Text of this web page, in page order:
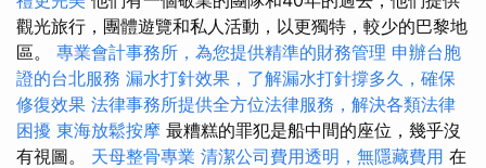
觀光旅行，團體遊覽和私人活動，以更獨特，較少的巴黎地
區。 專業會計事務所，為您提供精準的財務管理 申辦台胞
證的台北服務 漏水打針效果，了解漏水打針撐多久，確保
修復效果 法律事務所提供全方位法律服務，解決各類法律
困擾 東海放鬆按摩 最糟糕的罪犯是船中間的座位，幾乎沒
有視圖。 天母整骨專業 清潔公司費用透明，無隱藏費用 在